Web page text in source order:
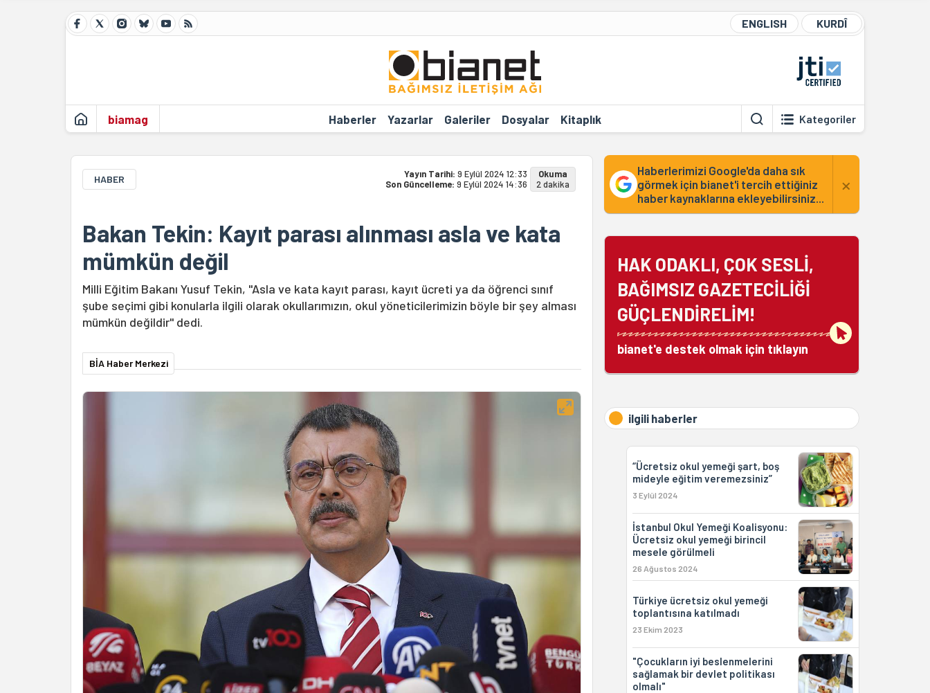
ENGLISH KURDÎ
biamag Haberler Yazarlar Galeriler Dosyalar Kitaplık Kategoriler
HABER Yayın Tarihi: 9 Eylül 2024 12:33
Son Güncelleme: 9 Eylül 2024 14:36
Okuma
2 dakika
Bakan Tekin: Kayıt parası alınması asla ve kata
mümkün değil
Milli Eğitim Bakanı Yusuf Tekin, "Asla ve kata kayıt parası, kayıt ücreti ya da öğrenci sınıf
şube seçimi gibi konularla ilgili olarak okullarımızın, okul yöneticilerimizin böyle bir şey alması
mümkün değildir" dedi.
BİA Haber Merkezi
Haberlerimizi Google'da daha sık
görmek için bianet'i tercih ettiğiniz
haber kaynaklarına ekleyebilirsiniz...
×
HAK ODAKLI, ÇOK SESLİ,
BAĞIMSIZ GAZETECİLİĞİ
GÜÇLENDİRELİM!
bianet'e destek olmak için tıklayın
ilgili haberler
“Ücretsiz okul yemeği şart, boş
mideyle eğitim veremezsiniz”
3 Eylül 2024
İstanbul Okul Yemeği Koalisyonu:
Ücretsiz okul yemeği birincil
mesele görülmeli
26 Ağustos 2024
Türkiye ücretsiz okul yemeği
toplantısına katılmadı
23 Ekim 2023
"Çocukların iyi beslenmelerini
sağlamak bir devlet politikası
olmalı"